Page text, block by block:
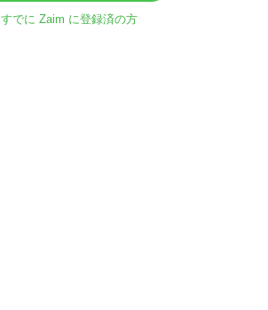
すでに Zaim に登録済の方